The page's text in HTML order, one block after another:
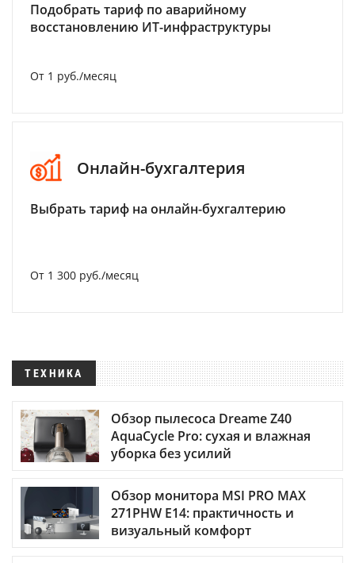
Подобрать тариф по аварийному
восстановлению ИТ-инфраструктуры
От 1 руб./месяц
Онлайн-бухгалтерия
Выбрать тариф на онлайн-бухгалтерию
От 1 300 руб./месяц
ТЕХНИКА
Обзор пылесоса Dreame Z40
AquaCycle Pro: сухая и влажная
уборка без усилий
Обзор монитора MSI PRO MAX
271PHW E14: практичность и
визуальный комфорт